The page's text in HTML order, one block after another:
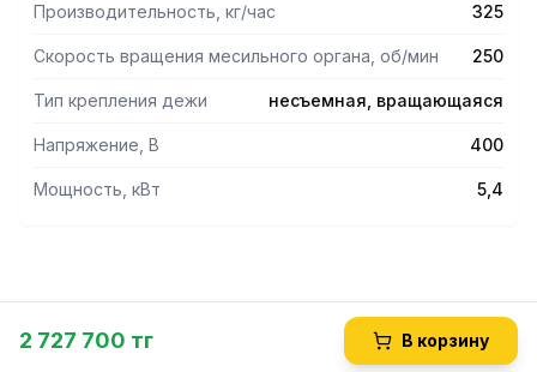
-Модель оснащена регулируемыми по высоте ножками.
Производительность, кг/час 325
Скорость вращения месильного органа, об/мин 250
Тип крепления дежи несъемная, вращающаяся
Напряжение, В 400
Мощность, кВт 5,4
2 727 700 тг В корзину